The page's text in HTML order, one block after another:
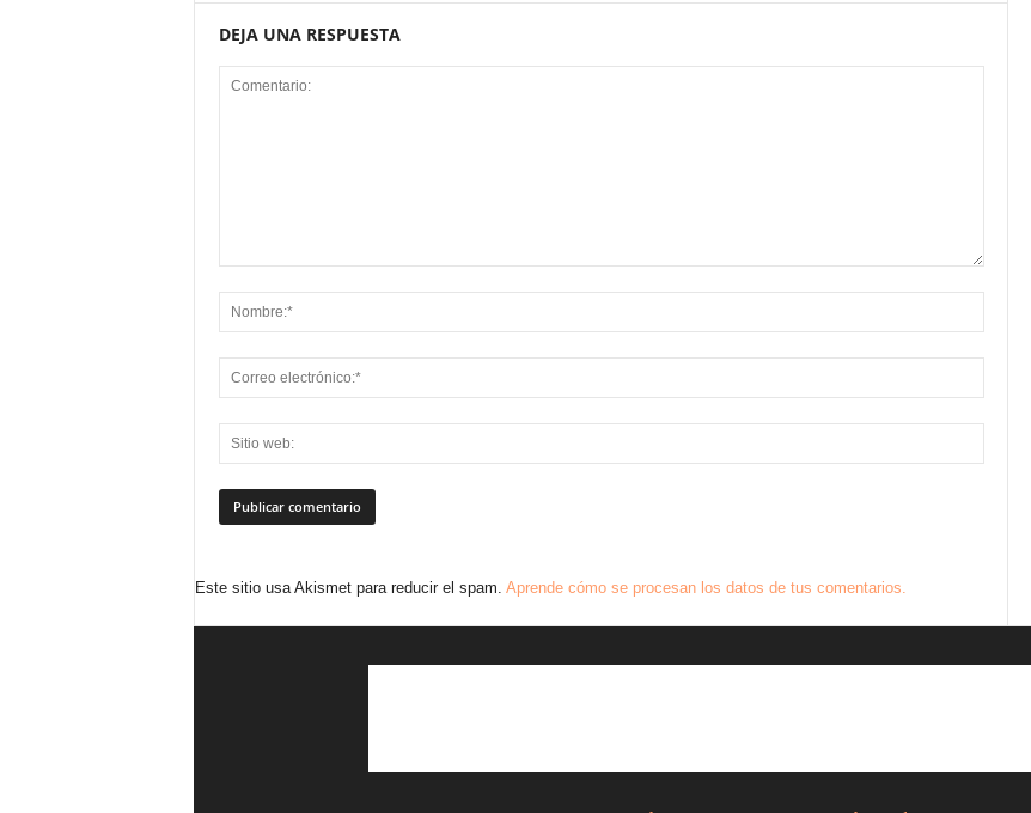
DEJA UNA RESPUESTA
Este sitio usa Akismet para reducir el spam. Aprende cómo se procesan los datos de tus comentarios.